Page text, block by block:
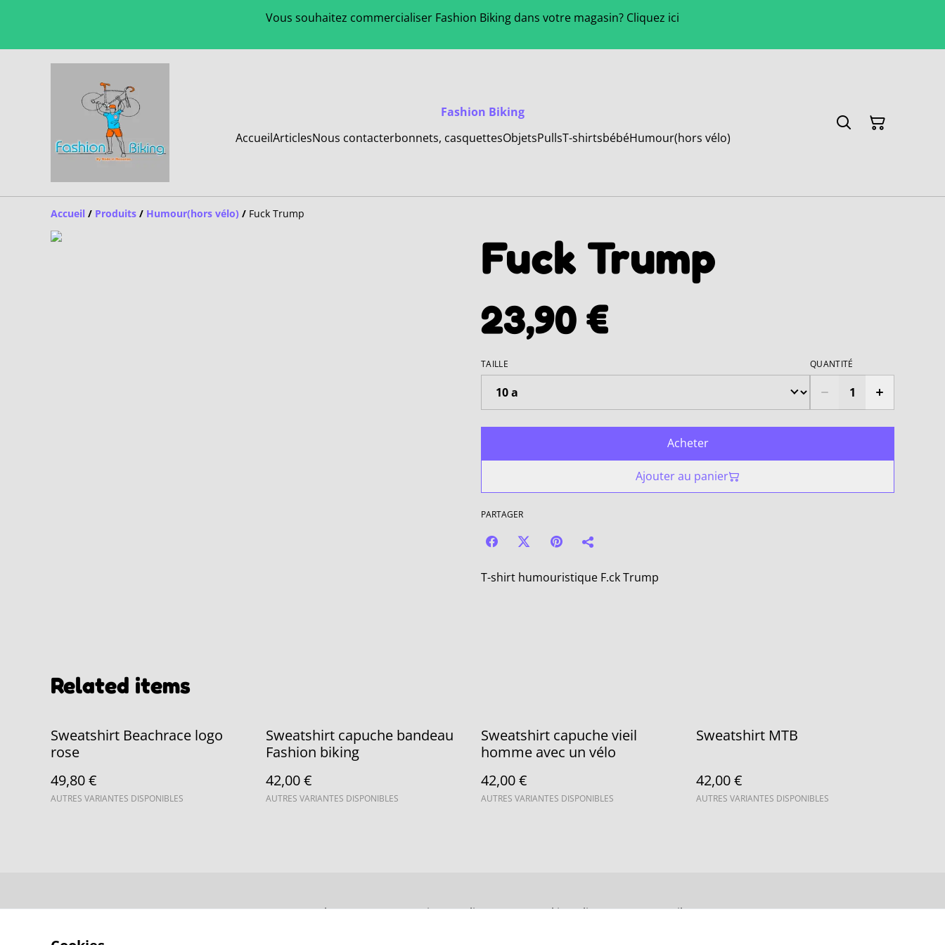
Vous souhaitez commercialiser Fashion Biking dans votre magasin? Cliquez ici
Fashion Biking
AccueilArticlesNous contacterbonnets, casquettesObjetsPullsT-shirtsbébéHumour(hors vélo)
Accueil / Produits / Humour(hors vélo) / Fuck Trump
Fuck Trump
23,90 €
TAILLE QUANTITÉ
Acheter
Ajouter au panier
PARTAGER
T-shirt humouristique F.ck Trump
Related items
Sweatshirt Beachrace logo
rose
49,80 €
AUTRES VARIANTES DISPONIBLES
Sweatshirt capuche bandeau
Fashion biking
42,00 €
AUTRES VARIANTES DISPONIBLES
Sweatshirt capuche vieil
homme avec un vélo
42,00 €
AUTRES VARIANTES DISPONIBLES
Sweatshirt MTB
42,00 €
AUTRES VARIANTES DISPONIBLES
Contactez-nous Legal Terms Privacy Policy Cookie Policy Accueil